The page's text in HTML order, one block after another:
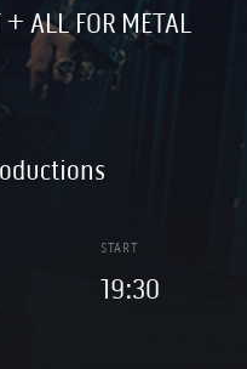
+ ALL FOR METAL
START
19:30